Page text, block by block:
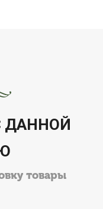
ДАННОЙ
товары